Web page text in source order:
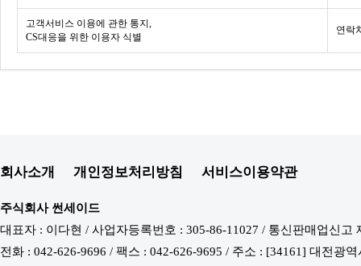
고객서비스 이용에 관한 통지,
CS대응을 위한 이용자 식별
연락
회사소개 개인정보처리방침 서비스이용약관
주식회사 썬세이드
대표자 : 이다현 / 사업자등록번호 : 305-86-11027 / 통신판매업신고
전화 : 042-626-9696 / 팩스 : 042-626-9695 / 주소 : [34161] 대전광